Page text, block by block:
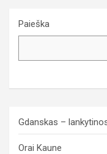
Paieška
Gdanskas –
Orai Kaune